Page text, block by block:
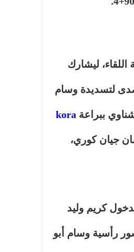
ليشارك
لتسديدة وسام
ببراعة kora
التقدم في الدقيقة 26 عبر سان جيان كوري،
كريم وليد
تابع إمام عاشور رأسية وسام أبو